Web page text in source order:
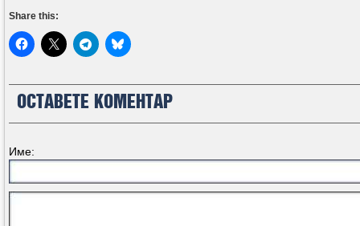
Share this:
ОСТАВЕТЕ КОМЕНТАР
Име: